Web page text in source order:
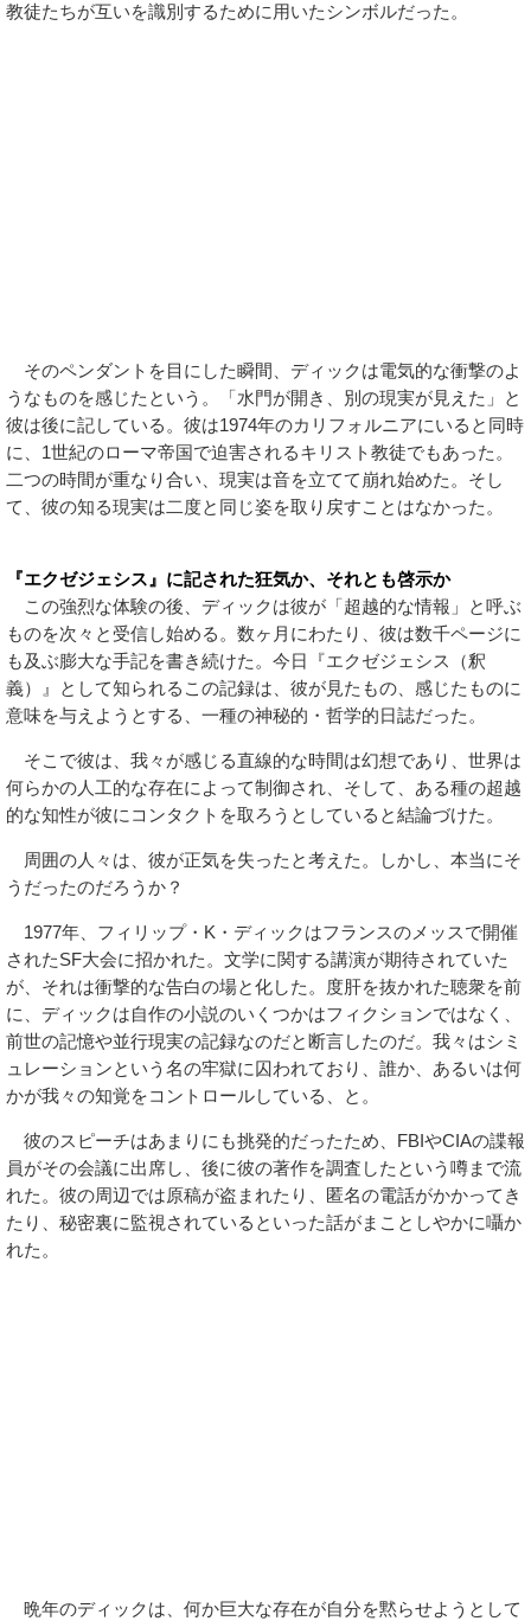
教徒たちが互いを識別するために用いたシンボルだった。
そのペンダントを目にした瞬間、ディックは電気的な衝撃のよ
うなものを感じたという。「水門が開き、別の現実が見えた」と
彼は後に記している。彼は1974年のカリフォルニアにいると同時
に、1世紀のローマ帝国で迫害されるキリスト教徒でもあった。
二つの時間が重なり合い、現実は音を立てて崩れ始めた。そし
て、彼の知る現実は二度と同じ姿を取り戻すことはなかった。
『エクゼジェシス』に記された狂気か、それとも啓示か
この強烈な体験の後、ディックは彼が「超越的な情報」と呼ぶ
ものを次々と受信し始める。数ヶ月にわたり、彼は数千ページに
も及ぶ膨大な手記を書き続けた。今日『エクゼジェシス（釈
義）』として知られるこの記録は、彼が見たもの、感じたものに
意味を与えようとする、一種の神秘的・哲学的日誌だった。
そこで彼は、我々が感じる直線的な時間は幻想であり、世界は
何らかの人工的な存在によって制御され、そして、ある種の超越
的な知性が彼にコンタクトを取ろうとしていると結論づけた。
周囲の人々は、彼が正気を失ったと考えた。しかし、本当にそ
うだったのだろうか？
1977年、フィリップ・K・ディックはフランスのメッスで開催
されたSF大会に招かれた。文学に関する講演が期待されていた
が、それは衝撃的な告白の場と化した。度肝を抜かれた聴衆を前
に、ディックは自作の小説のいくつかはフィクションではなく、
前世の記憶や並行現実の記録なのだと断言したのだ。我々はシミ
ュレーションという名の牢獄に囚われており、誰か、あるいは何
かが我々の知覚をコントロールしている、と。
彼のスピーチはあまりにも挑発的だったため、FBIやCIAの諜報
員がその会議に出席し、後に彼の著作を調査したという噂まで流
れた。彼の周辺では原稿が盗まれたり、匿名の電話がかかってき
たり、秘密裏に監視されているといった話がまことしやかに囁か
れた。
晩年のディックは、何か巨大な存在が自分を黙らせようとして